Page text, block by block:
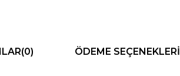
(0) ÖDEME SEÇENEKLERI